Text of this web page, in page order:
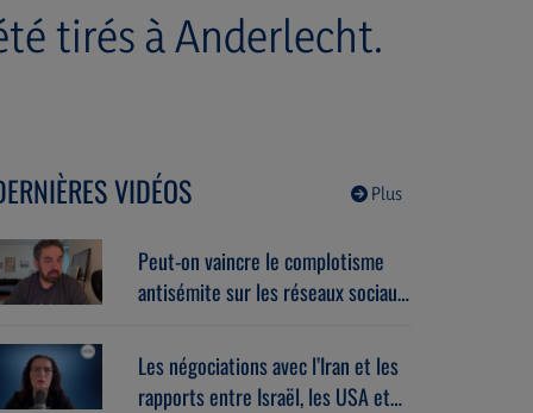
tirés à Anderlecht.
Plus
VIDÉOS
Peut-on vaincre le complotisme
antisémite sur les réseaux sociaux
(06/08/2026)
Les négociations avec l’Iran et les
rapports entre Israël, les USA et